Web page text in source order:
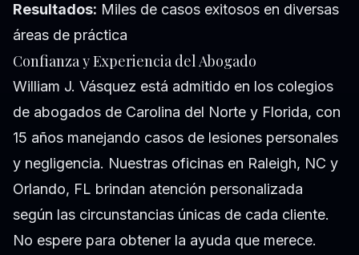
Resultados: Miles de casos exitosos en diversas
áreas de práctica
Confianza y Experiencia del Abogado
William J. Vásquez está admitido en los colegios
de abogados de Carolina del Norte y Florida, con
15 años manejando casos de lesiones personales
y negligencia. Nuestras oficinas en Raleigh, NC y
Orlando, FL brindan atención personalizada
según las circunstancias únicas de cada cliente.
No espere para obtener la ayuda que merece.